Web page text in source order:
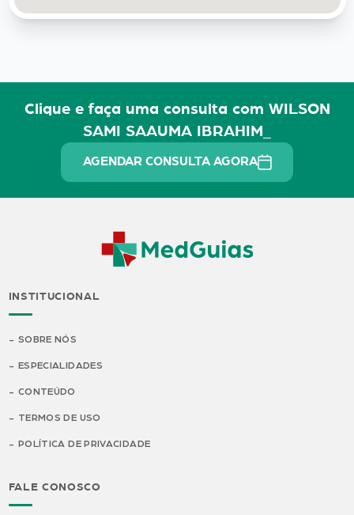
Clique e faça uma consulta com WILSON
SAMI SAAUMA IBRAHIM_
AGENDAR CONSULTA AGORA
INSTITUCIONAL
SOBRE NÓS
ESPECIALIDADES
CONTEÚDO
TERMOS DE USO
POLÍTICA DE PRIVACIDADE
FALE CONOSCO